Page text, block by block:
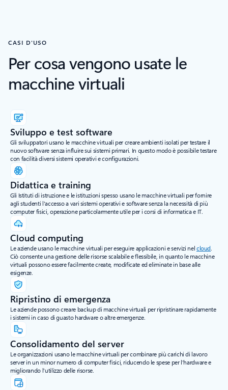
CASI D'USO
Per cosa vengono usate le
macchine virtuali
Sviluppo e test software
Gli sviluppatori usano le macchine virtuali per creare ambienti isolati per testare il
nuovo software senza influire sui sistemi primari. In questo modo è possibile testare
con facilità diversi sistemi operativi e configurazioni.
Didattica e training
Gli Istituti di istruzione e le istituzioni spesso usano le macchine virtuali per fornire
agli studenti l'accesso a vari sistemi operativi e software senza la necessità di più
computer fisici, operazione particolarmente utile per i corsi di informatica e IT.
Cloud computing
Le aziende usano le macchine virtuali per eseguire applicazioni e servizi nelcloud.
Ciò consente una gestione delle risorse scalabile e flessibile, in quanto le macchine
virtuali possono essere facilmente create, modificate ed eliminate in base alle
esigenze.
Ripristino di emergenza
Le aziende possono creare backup di macchine virtuali per ripristinare rapidamente
i sistemi in caso di guasto hardware o altre emergenze.
Consolidamento del server
Le organizzazioni usano le macchine virtuali per combinare più carichi di lavoro
server in un minor numero di computer fisici, riducendo le spese per l'hardware e
migliorando l'utilizzo delle risorse.